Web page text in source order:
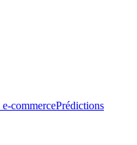
commercePrédictions